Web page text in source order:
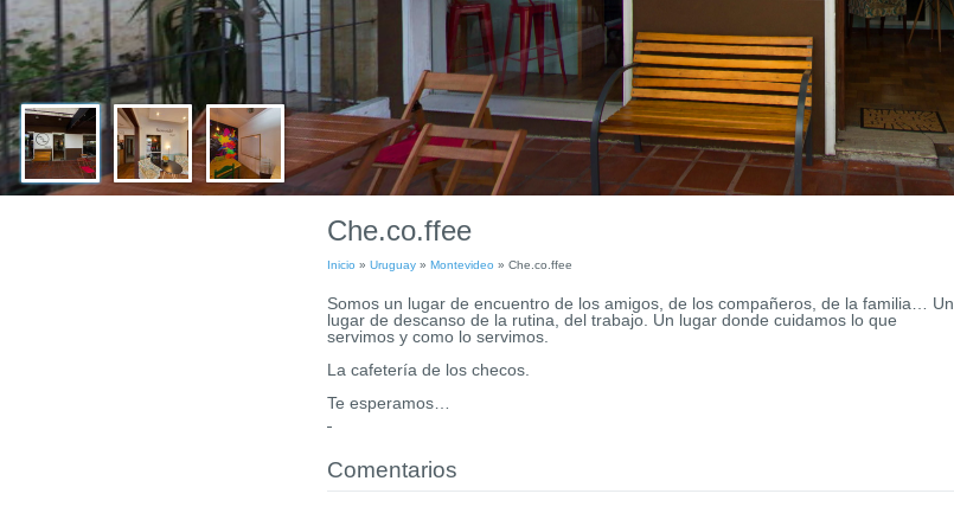
Che.co.ffee
Inicio » Uruguay » Montevideo » Che.co.ffee
Somos un lugar de encuentro de los amigos, de los compañeros, de la familia… Un
lugar de descanso de la rutina, del trabajo. Un lugar donde cuidamos lo que
servimos y como lo servimos.
La cafetería de los checos.
Te esperamos…
Comentarios